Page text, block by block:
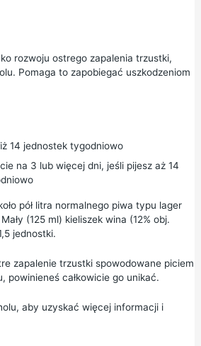
rozwoju ostrego zapalenia trzustki,
Pomaga to zapobiegać uszkodzeniom
14 jednostek tygodniowo
na 3 lub więcej dni, jeśli pijesz aż 14
pół litra normalnego piwa typu lager
(125 ml) kieliszek wina (12% obj.
jednostki.
zapalenie trzustki spowodowane piciem
powinieneś całkowicie go unikać.
aby uzyskać więcej informacji i